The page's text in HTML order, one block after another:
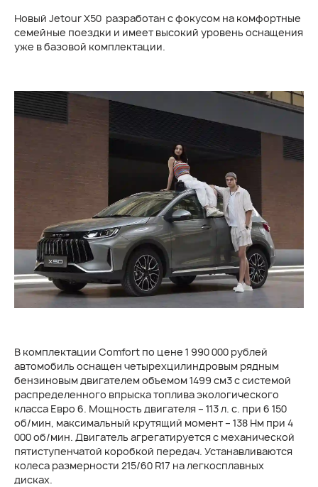
Новый Jetour Х50 разработан с фокусом на комфортные
семейные поездки и имеет высокий уровень оснащения
уже в базовой комплектации.
В комплектации Comfort по цене 1 990 000 рублей
автомобиль оснащен четырехцилиндровым рядным
бензиновым двигателем объемом 1499 см3 с системой
распределенного впрыска топлива экологического
класса Евро 6. Мощность двигателя – 113 л. с. при 6 150
об/мин, максимальный крутящий момент – 138 Нм при 4
000 об/мин. Двигатель агрегатируется с механической
пятиступенчатой коробкой передач. Устанавливаются
колеса размерности 215/60 R17 на легкосплавных
дисках.